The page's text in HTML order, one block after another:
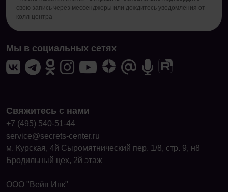
свою запись через мессенджеры или дождитесь уведомления от
колл-центра
Мы в социальных сетях
Свяжитесь с нами
+7 (495) 540-51-44
service@secrets-center.ru
м. Курская, 4й Сыромятнический пер. 1/8, стр. 9, н8
Бродильный цех, 2й этаж
ООО "Вейв Инк"